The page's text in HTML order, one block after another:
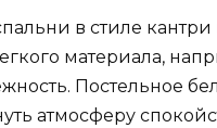
в стиле
материала,
Постельное
атмосферу